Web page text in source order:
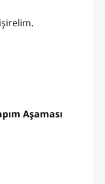
Aşaması